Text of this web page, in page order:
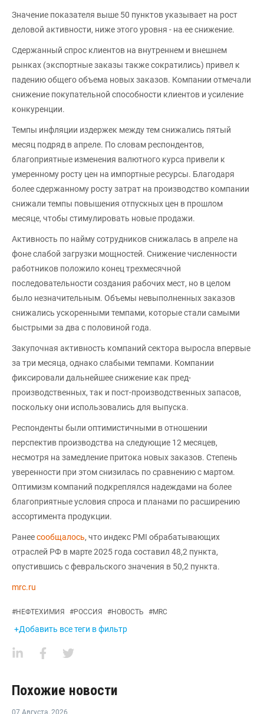
Значение показателя выше 50 пунктов указывает на рост
деловой активности, ниже этого уровня - на ее снижение.
Сдержанный спрос клиентов на внутреннем и внешнем
рынках (экспортные заказы также сократились) привел к
падению общего объема новых заказов. Компании отмечали
снижение покупательной способности клиентов и усиление
конкуренции.
Темпы инфляции издержек между тем снижались пятый
месяц подряд в апреле. По словам респондентов,
благоприятные изменения валютного курса привели к
умеренному росту цен на импортные ресурсы. Благодаря
более сдержанному росту затрат на производство компании
снижали темпы повышения отпускных цен в прошлом
месяце, чтобы стимулировать новые продажи.
Активность по найму сотрудников снижалась в апреле на
фоне слабой загрузки мощностей. Снижение численности
работников положило конец трехмесячной
последовательности создания рабочих мест, но в целом
было незначительным. Объемы невыполненных заказов
снижались ускоренными темпами, которые стали самыми
быстрыми за два с половиной года.
Закупочная активность компаний сектора выросла впервые
за три месяца, однако слабыми темпами. Компании
фиксировали дальнейшее снижение как пред-
производственных, так и пост-производственных запасов,
поскольку они использовались для выпуска.
Респонденты были оптимистичными в отношении
перспектив производства на следующие 12 месяцев,
несмотря на замедление притока новых заказов. Степень
уверенности при этом снизилась по сравнению с мартом.
Оптимизм компаний подкреплялся надеждами на более
благоприятные условия спроса и планами по расширению
ассортимента продукции.
Ранеесообщалось, что индекс PMI обрабатывающих
отраслей РФ в марте 2025 года составил 48,2 пункта,
опустившись с февральского значения в 50,2 пункта.
mrc.ru
#НЕФТЕХИМИЯ #РОССИЯ #НОВОСТЬ #MRC
+Добавить все теги в фильтр
Похожие новости
07 Августа, 2026